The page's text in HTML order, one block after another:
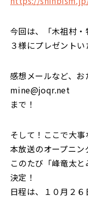
今回は、「木祖村・
３様にプレゼントい
感想メールなど、お
mine@joqr.net
まで！
そして！ここで大事
本放送のオープニン
このたび「峰竜太
決定！
日程は、１０月２６